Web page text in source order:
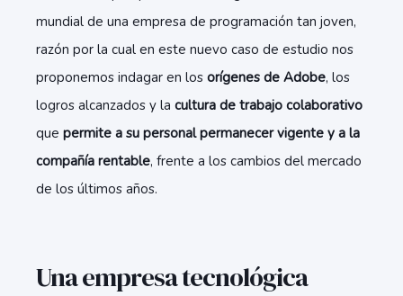
mundial de una empresa de programación tan joven,
razón por la cual en este nuevo caso de estudio nos
proponemos indagar en los orígenes de Adobe, los
logros alcanzados y la cultura de trabajo colaborativo
que permite a su personal permanecer vigente y a la
compañía rentable, frente a los cambios del mercado
de los últimos años.
Una empresa tecnológica